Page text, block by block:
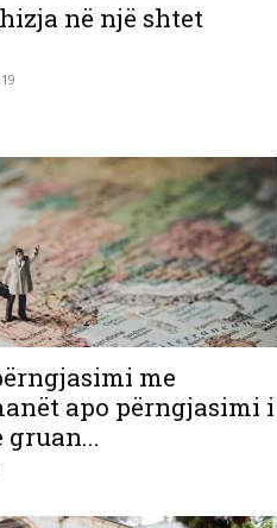
në një shtet
me
apo përngjasimi i